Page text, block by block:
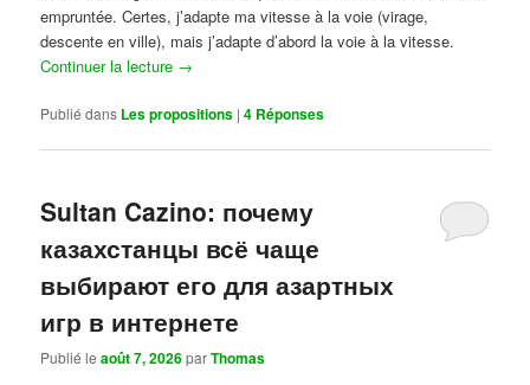
empruntée. Certes, j’adapte ma vitesse à la voie (virage,
descente en ville), mais j’adapte d’abord la voie à la vitesse.
Continuer la lecture →
Publié dans Les propositions |4 Réponses
Sultan Cazino: почему
казахстанцы всё чаще
выбирают его для азартных
игр в интернете
Publié leaoût 7, 2026parThomas